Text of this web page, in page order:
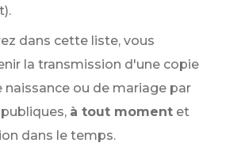
dans cette liste, vous
la transmission d'une copie
naissance ou de mariage par
à tout moment et
dans le temps.